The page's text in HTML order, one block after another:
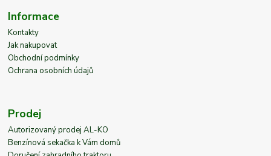
Informace
Kontakty
Jak nakupovat
Obchodní podmínky
Ochrana osobních údajů
Prodej
Autorizovaný prodej AL-KO
Benzínová sekačka k Vám domů